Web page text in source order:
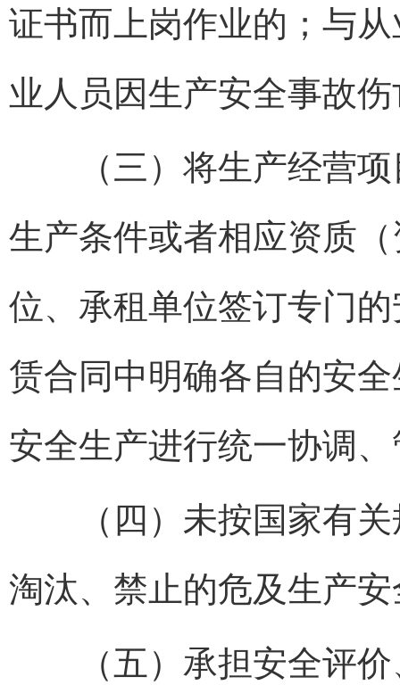
证书而上岗作业的；与
业人员因生产安全事故
（三）将生产经营项
生产条件或者相应资质
位、承租单位签订专门
赁合同中明确各自的安
安全生产进行统一协调
（四）未按国家有关
淘汰、禁止的危及生产
（五）承担安全评价